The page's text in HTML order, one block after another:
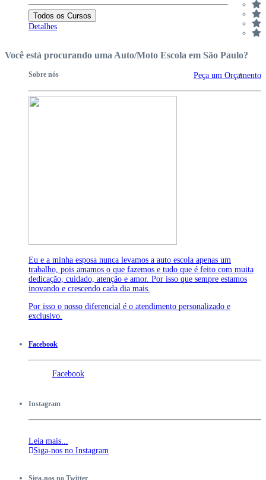
Todos os Cursos
Detalhes
Você está procurando uma Auto/Moto Escola em São Paulo?
Peça um Orçamento
Sobre nós
Eu e a minha esposa nunca levamos a auto escola apenas um
trabalho, pois amamos o que fazemos e tudo que é feito com muita
dedicação, cuidado, atenção e amor. Por isso que sempre estamos
inovando e crescendo cada dia mais.
Por isso o nosso diferencial é o atendimento personalizado e
exclusivo.
Facebook
Facebook
Instagram
Leia mais...
Siga-nos no Instagram
Siga-nos no Twitter